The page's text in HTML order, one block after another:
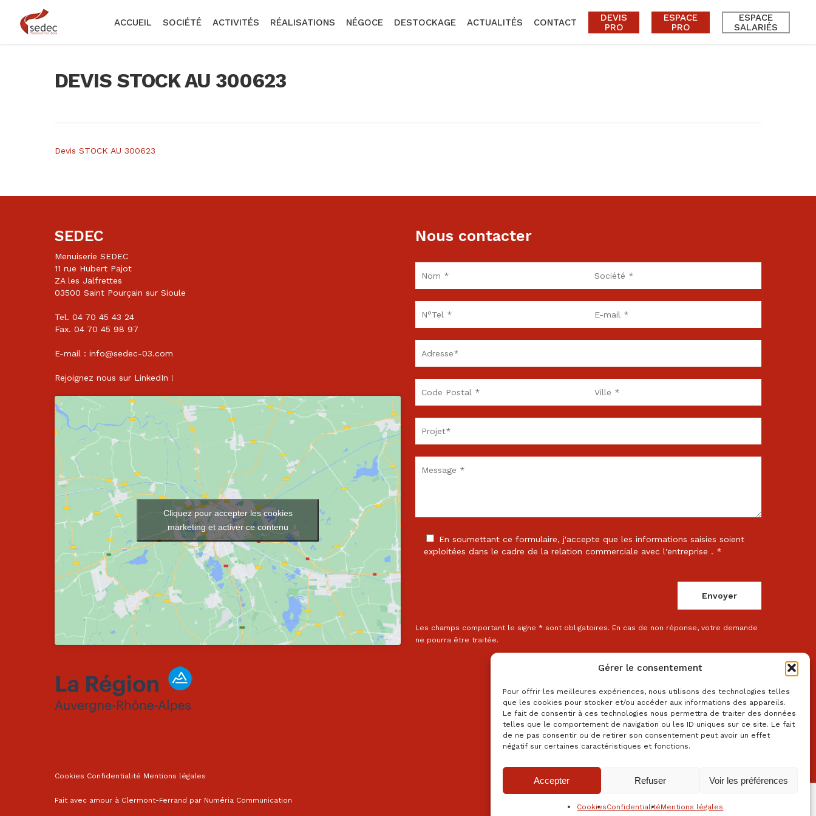
Gérer le consentement
Pour offrir les meilleures expériences, nous utilisons des technologies telles
que les cookies pour stocker et/ou accéder aux informations des appareils.
Le fait de consentir à ces technologies nous permettra de traiter des données
telles que le comportement de navigation ou les ID uniques sur ce site. Le fait
de ne pas consentir ou de retirer son consentement peut avoir un effet
négatif sur certaines caractéristiques et fonctions.
Accepter Refuser Voir les préférences
CookiesConfidentialitéMentions légales
ACCUEIL SOCIÉTÉ ACTIVITÉS RÉALISATIONS NÉGOCE DESTOCKAGE ACTUALITÉS CONTACT
DEVIS
PRO
ESPACE
PRO
ESPACE
SALARIÉS
DEVIS STOCK AU 300623
Devis STOCK AU 300623
SEDEC
Menuiserie SEDEC
11 rue Hubert Pajot
ZA les Jalfrettes
03500 Saint Pourçain sur Sioule
Tel. 04 70 45 43 24
Fax. 04 70 45 98 97
E-mail : info@sedec-03.com
Rejoignez nous sur LinkedIn !
Cliquez pour accepter les cookies
marketing et activer ce contenu
Nous contacter
En soumettant ce formulaire, j'accepte que les informations saisies soient
exploitées dans le cadre de la relation commerciale avec l'entreprise . *
Les champs comportant le signe * sont obligatoires. En cas de non réponse, votre demande
ne pourra être traitée.
Cookies Confidentialité Mentions légales
Fait avec amour à Clermont-Ferrand par Numéria Communication